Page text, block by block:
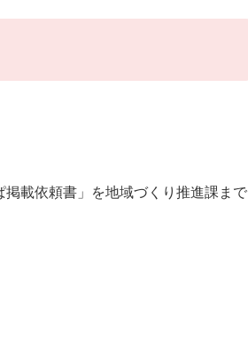
載依頼書」を地域づくり推進課まで